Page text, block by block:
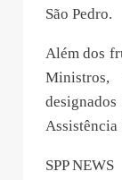
São Pedro.
Além dos
Ministros,
Assistência
SPP NEWS